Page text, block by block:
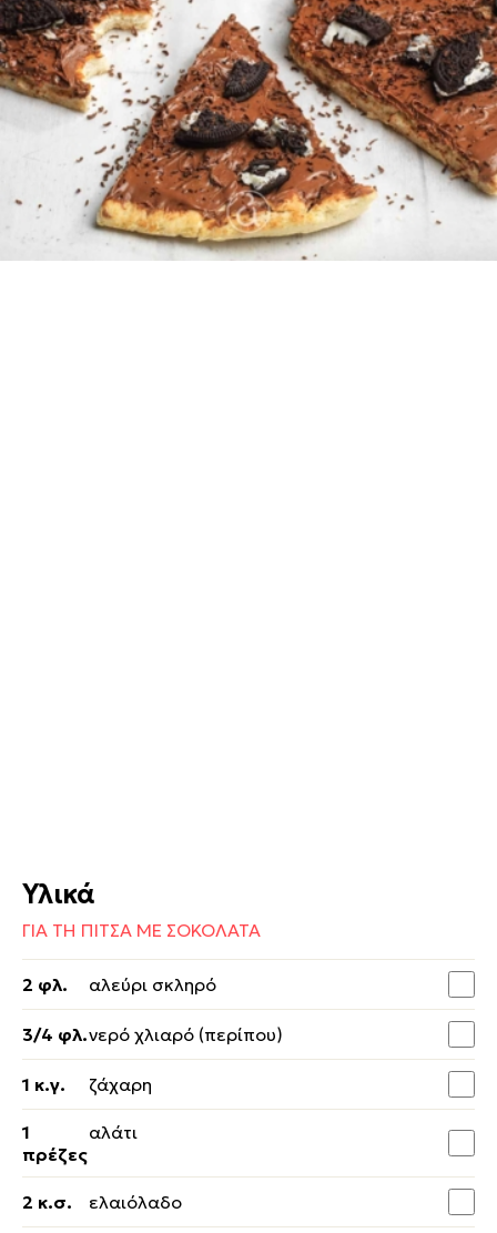
Δύσκολη 0:30
10 λεπτά 20 λεπτά
Υλικά
ΓΙΑ ΤΗ ΠΙΤΣΑ ΜΕ ΣΟΚΟΛΑΤΑ
2 φλ. αλεύρι σκληρό
3/4 φλ.νερό χλιαρό (περίπου)
1 κ.γ. ζάχαρη
1
πρέζες
αλάτι
2 κ.σ. ελαιόλαδο